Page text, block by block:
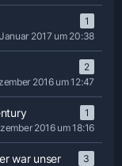
1
2017 um 20:38
2
2016 um 12:47
1
2016 um 18:16
war unser
3